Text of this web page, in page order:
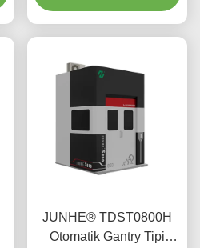
JUNHE® TDST0800H
Otomatik Gantry Tipi